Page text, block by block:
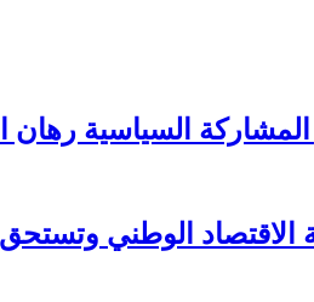
السياسية رهان
الوطني وتستحق